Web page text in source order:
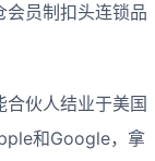
会员制扣头连锁品
伙人结业于美国
和Google，拿